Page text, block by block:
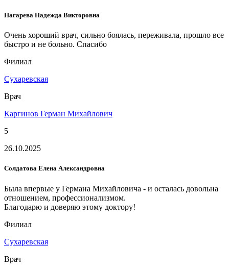
Нагарева Надежда Викторовна
Очень хороший врач, сильно боялась, переживала, прошло все
быстро и не больно. Спасибо
Филиал
Сухаревская
Врач
Каргинов Герман Михайлович
5
26.10.2025
Солдатова Елена Александровна
Была впервые у Германа Михайловича - и осталась довольна
отношением, профессионализмом.
Благодарю и доверяю этому доктору!
Филиал
Сухаревская
Врач